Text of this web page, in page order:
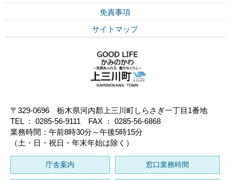
免責事項
サイトマップ
〒329-0696 栃木県河内郡上三川町しらさぎ一丁目1番地
TEL ： 0285-56-9111 FAX ： 0285-56-6868
業務時間：午前8時30分～午後5時15分
（土・日・祝日・年末年始は除く）
庁舎案内 窓口業務時間